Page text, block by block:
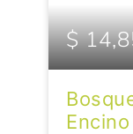
$
Encino